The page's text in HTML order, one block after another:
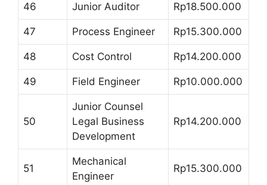
46 Junior Auditor Rp18.500.000
47 Process Engineer Rp15.300.000
48 Cost Control Rp14.200.000
49 Field Engineer Rp10.000.000
50
Junior Counsel
Legal Business
Development
Rp14.200.000
51
Mechanical
Engineer
Rp15.300.000